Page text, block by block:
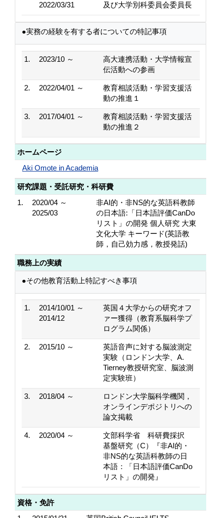
2022/03/31
及び大学別科委員会委員長
●実務の経験を有する者についての特記事項
1. 2023/10 ～
高大連携活動・大学情報宣
伝活動への参画
2. 2022/04/01 ～
教育相談活動・学習支援活
動の推進１
3. 2017/04/01 ～
教育相談活動・学習支援活
動の推進２
ホームページ
Aki Omote in Academia
研究課題・受託研究・科研費
1.
2020/04 ～
2025/03
非AI的・非NS的な英語科教師
の日本語:「日本語評価CanDo
リスト」の開発 個人研究 大東
文化大学 キーワード(英語教
師，自己効力感，教授発話)
職務上の実績
●その他教育活動上特記すべき事項
1.
2014/10/01 ～
2014/12
英国４大学からの研究オフ
ァー獲得（教育系脳科学プ
ログラム関係）
2. 2015/10 ～
英語音声に対する脳波測定
実験（ロンドン大学、A.
Tierney教授研究室、脳波測
定実験班）
3. 2018/04 ～
ロンドン大学脳科学機関，
オンラインデポジトリへの
論文掲載
4. 2020/04 ～
文部科学省 科研費採択
基盤研究（C）『非AI的・
非NS的な英語科教師の日
本語：「日本語評価CanDo
リスト」の開発』
資格・免許